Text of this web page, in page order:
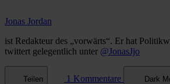
Jonas Jordan
ist Redakteur des „vorwärts“. Er hat
twittert gelegentlich unter @JonasJjo
Teilen 1 Kommentare Dark